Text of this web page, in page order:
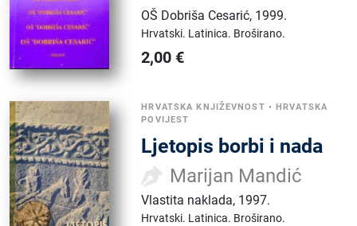
OŠ Dobriša Cesarić, 1999.
Hrvatski. Latinica. Broširano.
2,00 €
HRVATSKA KNJIŽEVNOST • HRVATSKA
POVIJEST
Ljetopis borbi i nada
Marijan Mandić
Vlastita naklada, 1997.
Hrvatski. Latinica. Broširano.